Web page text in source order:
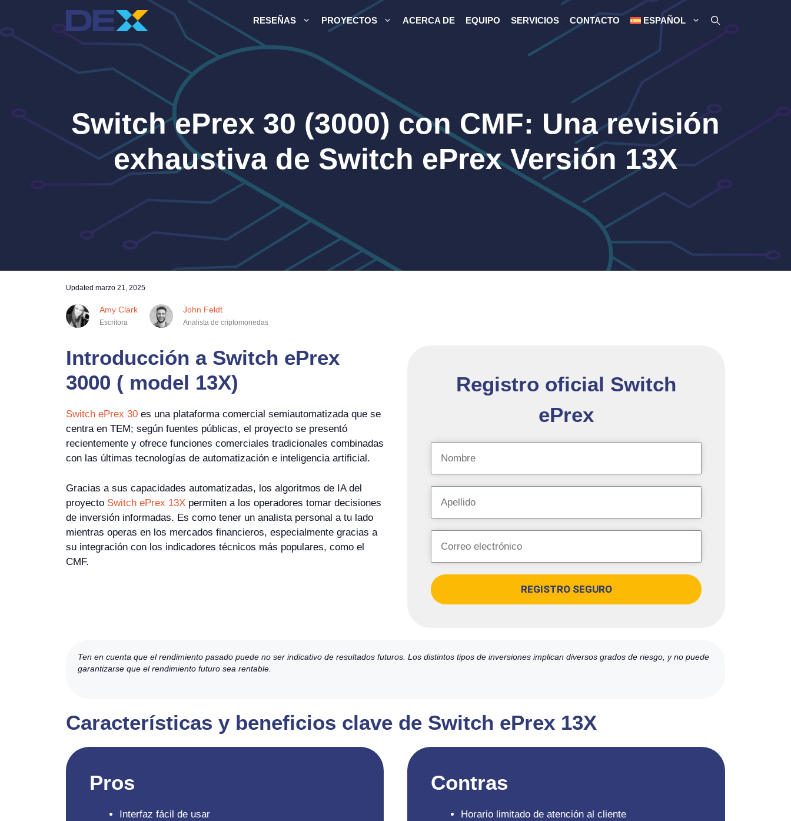
contenido
RESEÑAS PROYECTOS ACERCA DE EQUIPO SERVICIOS CONTACTO ESPAÑOL
Switch ePrex 30 (3000) con CMF: Una revisión
exhaustiva de Switch ePrex Versión 13X
Updated marzo 21, 2025
Amy Clark
Escritora
John Feldt
Analista de criptomonedas
Introducción a Switch ePrex
3000 ( model 13X)
Switch ePrex 30 es una plataforma comercial semiautomatizada que se
centra en TEM; según fuentes públicas, el proyecto se presentó
recientemente y ofrece funciones comerciales tradicionales combinadas
con las últimas tecnologías de automatización e inteligencia artificial.
Gracias a sus capacidades automatizadas, los algoritmos de IA del
proyecto Switch ePrex 13X permiten a los operadores tomar decisiones
de inversión informadas. Es como tener un analista personal a tu lado
mientras operas en los mercados financieros, especialmente gracias a
su integración con los indicadores técnicos más populares, como el
CMF.
Registro oficial Switch
ePrex
REGISTRO SEGURO
Ten en cuenta que el rendimiento pasado puede no ser indicativo de resultados futuros. Los distintos tipos de inversiones implican diversos grados de riesgo, y no puede
garantizarse que el rendimiento futuro sea rentable.
Características y beneficios clave de Switch ePrex 13X
Pros
Interfaz fácil de usar
Contras
Horario limitado de atención al cliente